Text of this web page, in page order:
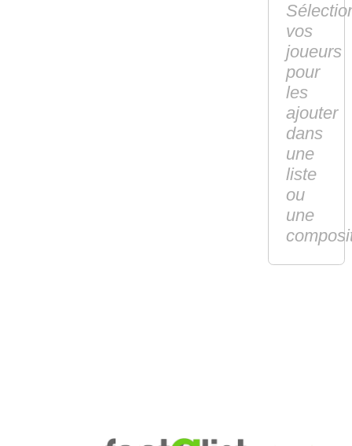
vos
joueurs
pour
les
ajouter
dans
une
liste
ou
une